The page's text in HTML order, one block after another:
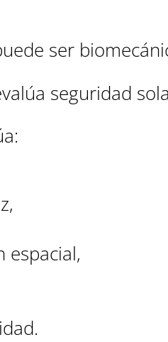
ser
seguridad
espacial,